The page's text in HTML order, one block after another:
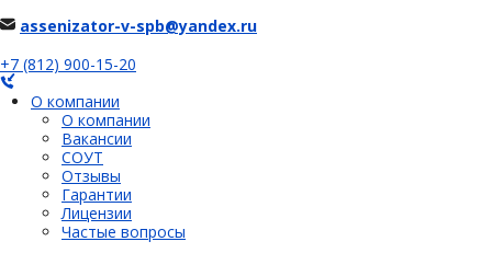
assenizator-v-spb@yandex.ru
+7 (812) 900-15-20
О компании
О компании
Вакансии
СОУТ
Отзывы
Гарантии
Лицензии
Частые вопросы